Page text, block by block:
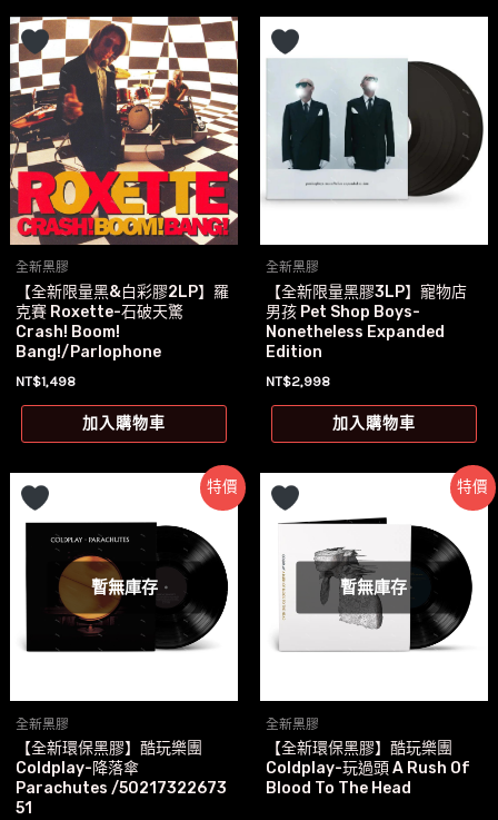
全新黑膠
【全新限量黑&白彩膠2LP】羅
克賽 Roxette-石破天驚
Crash! Boom!
Bang!/Parlophone
NT$1,498
加入購物車
全新黑膠
【全新限量黑膠3LP】寵物店
男孩 Pet Shop Boys-
Nonetheless Expanded
Edition
NT$2,998
加入購物車
特價
暫無庫存
全新黑膠
【全新環保黑膠】酷玩樂團
Coldplay-降落傘
Parachutes /50217322673
51
特價
暫無庫存
全新黑膠
【全新環保黑膠】酷玩樂團
Coldplay-玩過頭 A Rush Of
Blood To The Head